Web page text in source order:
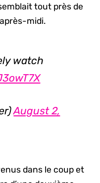
tout près de
midi.
watch
August 2,
dans le coup et